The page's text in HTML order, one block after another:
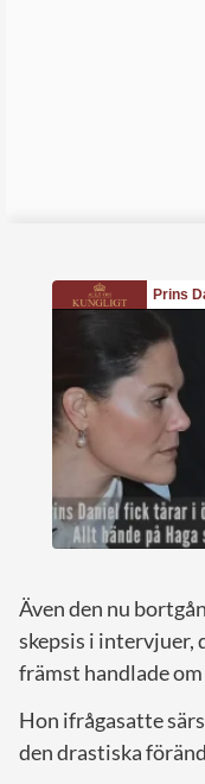
Även den nu
skepsis i
främst handlade
Hon ifrågasatte
den drastiska